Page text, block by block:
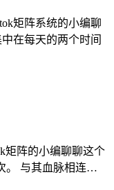
矩阵系统的小编聊
在每天的两个时间
矩阵的小编聊聊这个
。 与其血脉相连…